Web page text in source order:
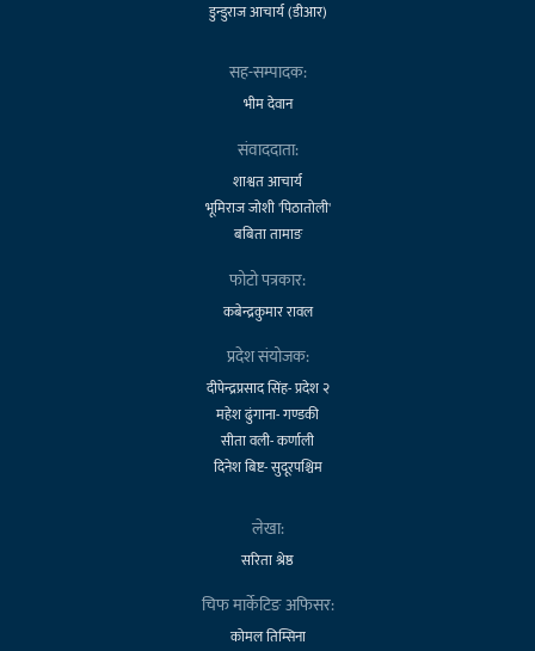
डुन्डुराज आचार्य (डीआर)
सह-सम्पादक:
भीम देवान
संवाददाता:
शाश्वत आचार्य
भूमिराज जोशी 'पिठातोली'
बबिता तामाङ
फोटो पत्रकार:
कबेन्द्रकुमार रावल
प्रदेश संयोजक:
दीपेन्द्रप्रसाद सिंह- प्रदेश २
महेश ढुंगाना- गण्डकी
सीता वली- कर्णाली
दिनेश बिष्ट- सुदूरपश्चिम
लेखा:
सरिता श्रेष्ठ
चिफ मार्केटिङ अफिसर:
कोमल तिम्सिना